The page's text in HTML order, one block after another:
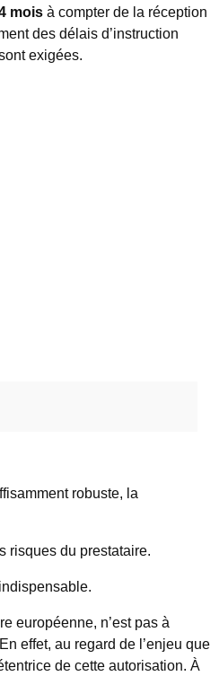
moisà compter de la réception
des délais d’instruction
exigées.
robuste, la
risques du prestataire.
européenne, n’est pas à
effet, au regard de l’enjeu que
de cette autorisation. À